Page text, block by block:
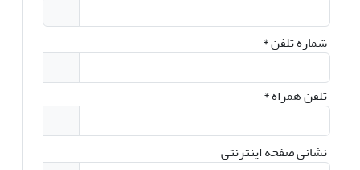
شماره تلفن*
تلفن همراه*
نشانی صفحه اینترنتی